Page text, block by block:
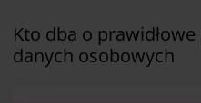
Kto dba o
danych osobowych